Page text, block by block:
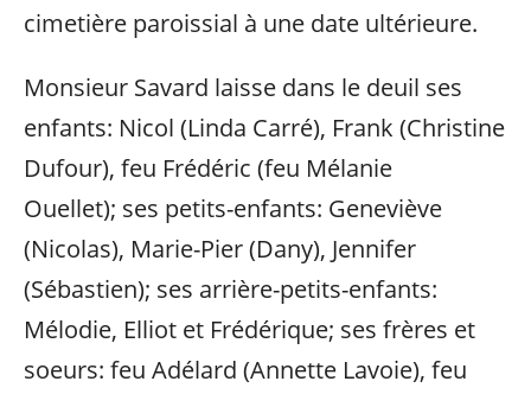
cimetière paroissial à une date ultérieure.
Monsieur Savard laisse dans le deuil ses
enfants: Nicol (Linda Carré), Frank (Christine
Dufour), feu Frédéric (feu Mélanie
Ouellet); ses petits-enfants: Geneviève
(Nicolas), Marie-Pier (Dany), Jennifer
(Sébastien); ses arrière-petits-enfants:
Mélodie, Elliot et Frédérique; ses frères et
soeurs: feu Adélard (Annette Lavoie), feu